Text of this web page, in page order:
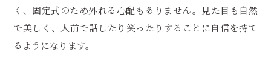
く、固定式のため外れる心配もありません。見た目も自然
で美しく、人前で話したり笑ったりすることに自信を持て
るようになります。